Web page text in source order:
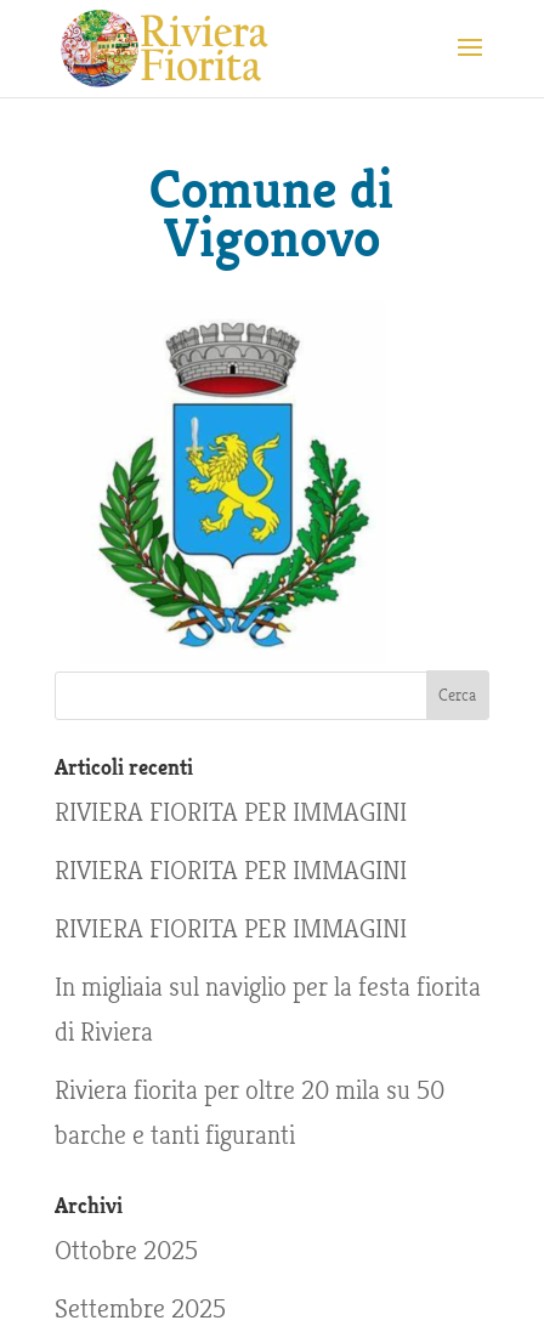
Comune di
Vigonovo
Articoli recenti
RIVIERA FIORITA PER IMMAGINI
RIVIERA FIORITA PER IMMAGINI
RIVIERA FIORITA PER IMMAGINI
In migliaia sul naviglio per la festa fiorita
di Riviera
Riviera fiorita per oltre 20 mila su 50
barche e tanti figuranti
Archivi
Ottobre 2025
Settembre 2025